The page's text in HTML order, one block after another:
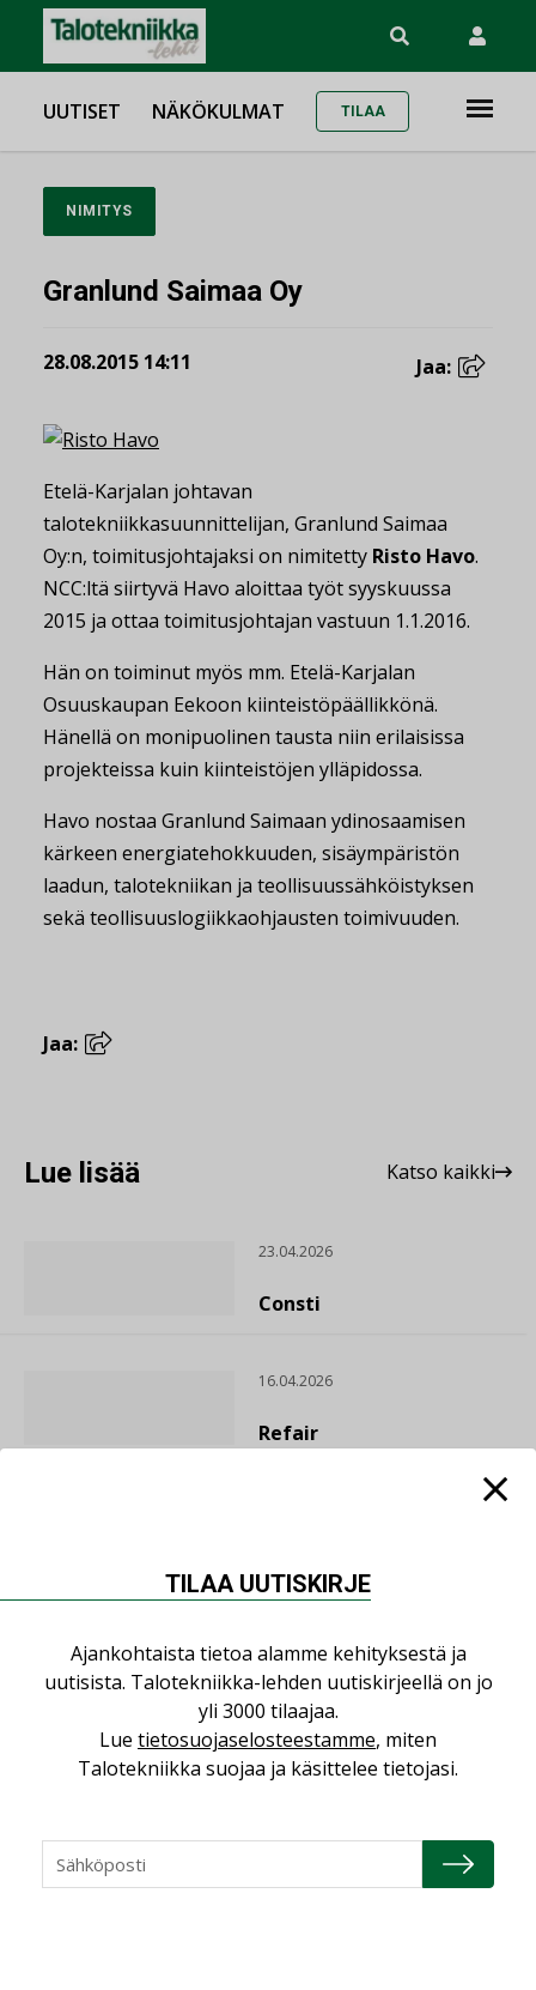
UUTISET NÄKÖKULMAT TILAA
NIMITYS
Granlund Saimaa Oy
28.08.2015 14:11 Jaa:
Etelä-Karjalan johtavan
talotekniikkasuunnittelijan, Granlund Saimaa
Oy:n, toimitusjohtajaksi on nimitetty Risto Havo.
NCC:ltä siirtyvä Havo aloittaa työt syyskuussa
2015 ja ottaa toimitusjohtajan vastuun 1.1.2016.
Hän on toiminut myös mm. Etelä-Karjalan
Osuuskaupan Eekoon kiinteistöpäällikkönä.
Hänellä on monipuolinen tausta niin erilaisissa
projekteissa kuin kiinteistöjen ylläpidossa.
Havo nostaa Granlund Saimaan ydinosaamisen
kärkeen energiatehokkuuden, sisäympäristön
laadun, talotekniikan ja teollisuussähköistyksen
sekä teollisuuslogiikkaohjausten toimivuuden.
Jaa:
Lue lisää Katso kaikki
23.04.2026
Consti
16.04.2026
Refair
TILAA UUTISKIRJE
Ajankohtaista tietoa alamme kehityksestä ja
uutisista. Talotekniikka-lehden uutiskirjeellä on jo
yli 3000 tilaajaa.
Lue tietosuojaselosteestamme, miten
Talotekniikka suojaa ja käsittelee tietojasi.